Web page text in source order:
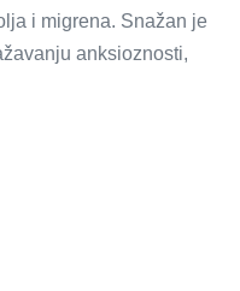
i migrena. Snažan je
anksioznosti,